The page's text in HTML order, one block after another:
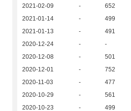
2021-02-09
- 652
2021-01-14
- 499
2021-01-13
- 491
2020-12-24
- -
2020-12-08
- 501
2020-12-01
- 752
2020-11-03
- 477
2020-10-29
- 561
2020-10-23
- 499